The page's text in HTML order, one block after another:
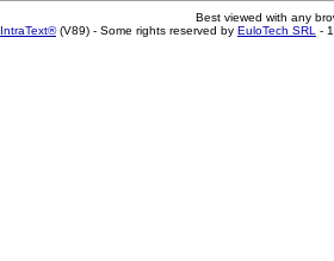
Best viewed with any
IntraText®(V89) - Some rights reserved by EuloTech SRL -